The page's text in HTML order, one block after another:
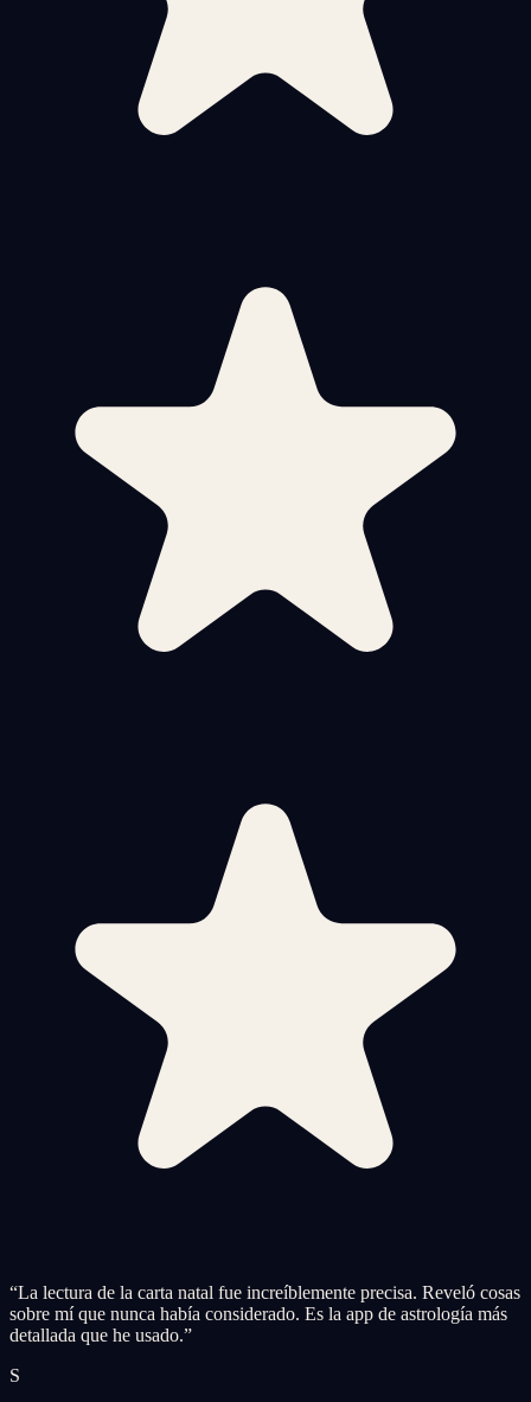
“La lectura de la carta natal fue increíblemente precisa. Reveló cosas
sobre mí que nunca había considerado. Es la app de astrología más
detallada que he usado.”
S